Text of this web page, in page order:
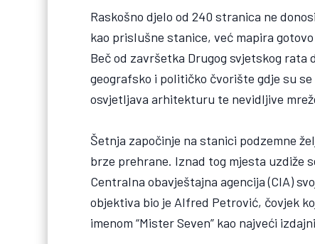
Raskošno djelo od 240 stranica ne
kao prislušne stanice, već mapira
Beč od završetka Drugog svjetskog rata
geografsko i političko čvorište gdje su
osvjetljava arhitekturu te nevidljive
Šetnja započinje na stanici podzemne
brze prehrane. Iznad tog mjesta uzdiže
Centralna obavještajna agencija (CIA)
objektiva bio je Alfred Petrović, čovjek
imenom “Mister Seven” kao najveći